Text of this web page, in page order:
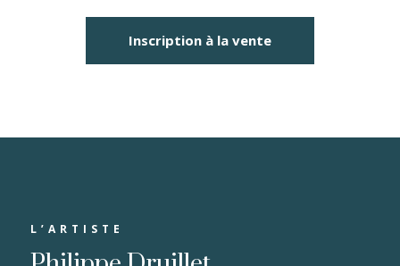
Inscription à la vente
L’ARTISTE